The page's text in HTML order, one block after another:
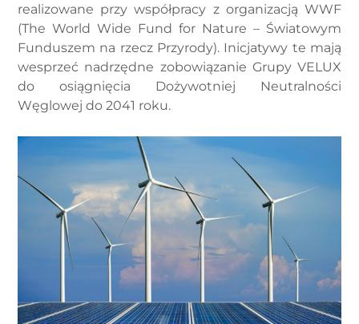
realizowane przy współpracy z organizacją WWF
(The World Wide Fund for Nature – Światowym
Funduszem na rzecz Przyrody). Inicjatywy te mają
wesprzeć nadrzędne zobowiązanie Grupy VELUX
do osiągnięcia Dożywotniej Neutralności
Węglowej do 2041 roku.